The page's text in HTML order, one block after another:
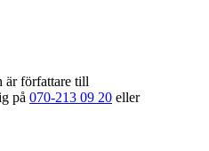
är författare till
på 070-213 09 20 eller